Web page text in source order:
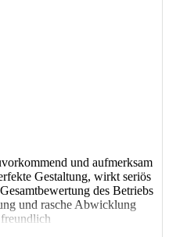
und aufmerksam
Gestaltung, wirkt seriös
des Betriebs
und rasche Abwicklung